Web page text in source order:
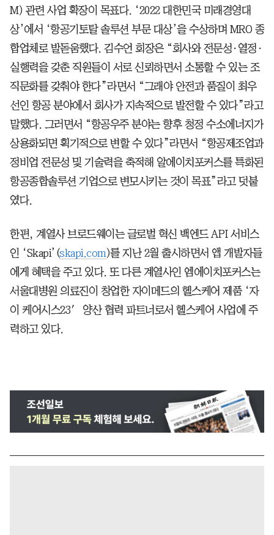
M) 관련 사업 확장이 목표다. ‘2022 대한민국 미래경영대
상’에서 ‘항공기토탈 솔루션 부문 대상’을 수상하며 MRO 종
합업체로 발돋움했다. 김수언 회장은 “회사와 전문성·열정·
실행력을 갖춘 직원들이 서로 신뢰하면서 소통할 수 있는 조
직문화를 갖춰야 한다”라면서 “그래야 안전과 품질이 최우
선인 항공 분야에서 회사가 지속적으로 발전할 수 있다”라고
말했다. 그러면서 “항공우주 분야는 향후 청정 수소에너지가
상용화되면 획기적으로 변할 수 있다”라면서 “항공제조업과
정비업 전문성 및 기술력을 축적해 알에이치포커스를 특화된
항공종합솔루션 기업으로 변모시키는 것이 목표”라고 덧붙
였다.
한편, 계열사 브로드웨이는 글로벌 혁신 백엔드 API 서비스
인 ‘Skapi’(skapi.com )를 지난 2월 출시하면서 앱 개발자들
에게 혜택을 주고 있다. 또 다른 계열사인 엠에이치포커스는
서울대병원 의료진이 창업한 자이메드의 헬스케어 제품 ‘자
이 케어시스23′ 양산 협력 파트너로서 헬스케어 사업에 주
력하고 있다.